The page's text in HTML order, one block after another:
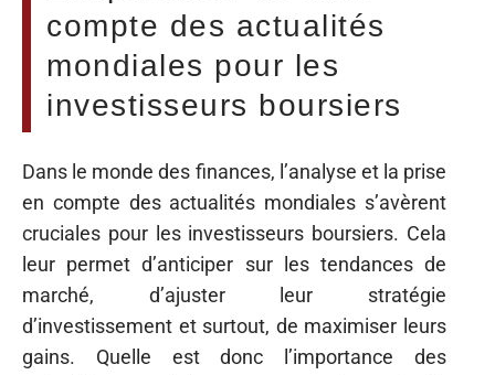
compte des actualités
mondiales pour les
investisseurs boursiers
Dans le monde des finances, l’analyse et la prise
en compte des actualités mondiales s’avèrent
cruciales pour les investisseurs boursiers. Cela
leur permet d’anticiper sur les tendances de
marché, d’ajuster leur stratégie
d’investissement et surtout, de maximiser leurs
gains. Quelle est donc l’importance des